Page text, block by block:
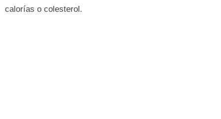
calorías o colesterol.